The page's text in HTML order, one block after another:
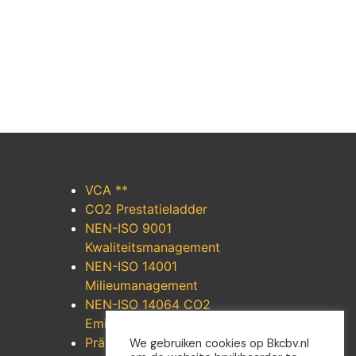
VCA **
CO2 Prestatieladder
NEN-ISO 9001
Kwaliteitsmanagement
NEN-ISO 14001
Milieumanagement
NEN-ISO 14064 CO2
Emissiereductie
Präqualifikation
We gebruiken cookies op Bkcbv.nl